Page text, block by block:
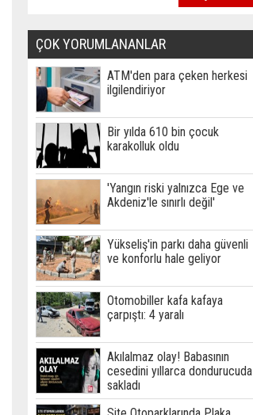
ÇOK YORUMLANANLAR
ATM'den para çeken herkesi
ilgilendiriyor
Bir yılda 610 bin çocuk
karakolluk oldu
'Yangın riski yalnızca Ege ve
Akdeniz'le sınırlı değil'
Yükseliş'in parkı daha güvenli
ve konforlu hale geliyor
Otomobiller kafa kafaya
çarpıştı: 4 yaralı
Akılalmaz olay! Babasının
cesedini yıllarca dondurucuda
sakladı